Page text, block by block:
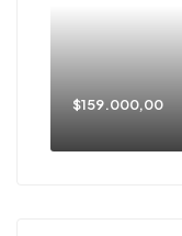
$159.000,00